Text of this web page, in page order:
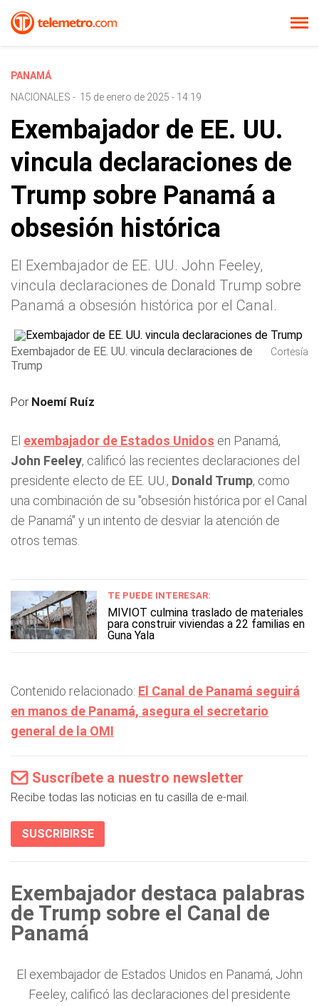
PANAMÁ
NACIONALES - 15 de enero de 2025 - 14:19
Exembajador de EE. UU.
vincula declaraciones de
Trump sobre Panamá a
obsesión histórica
El Exembajador de EE. UU. John Feeley,
vincula declaraciones de Donald Trump sobre
Panamá a obsesión histórica por el Canal.
Exembajador de EE. UU. vincula declaraciones de
Trump
Cortesía
Por Noemí Ruíz
El exembajador de Estados Unidos en Panamá,
John Feeley, calificó las recientes declaraciones del
presidente electo de EE. UU., Donald Trump, como
una combinación de su "obsesión histórica por el Canal
de Panamá" y un intento de desviar la atención de
otros temas.
TE PUEDE INTERESAR:
MIVIOT culmina traslado de materiales
para construir viviendas a 22 familias en
Guna Yala
Contenido relacionado: El Canal de Panamá seguirá
en manos de Panamá, asegura el secretario
general de la OMI
Suscríbete a nuestro newsletter
Recibe todas las noticias en tu casilla de e-mail.
SUSCRIBIRSE
Exembajador destaca palabras
de Trump sobre el Canal de
Panamá
El exembajador de Estados Unidos en Panamá, John
Feeley, calificó las declaraciones del presidente